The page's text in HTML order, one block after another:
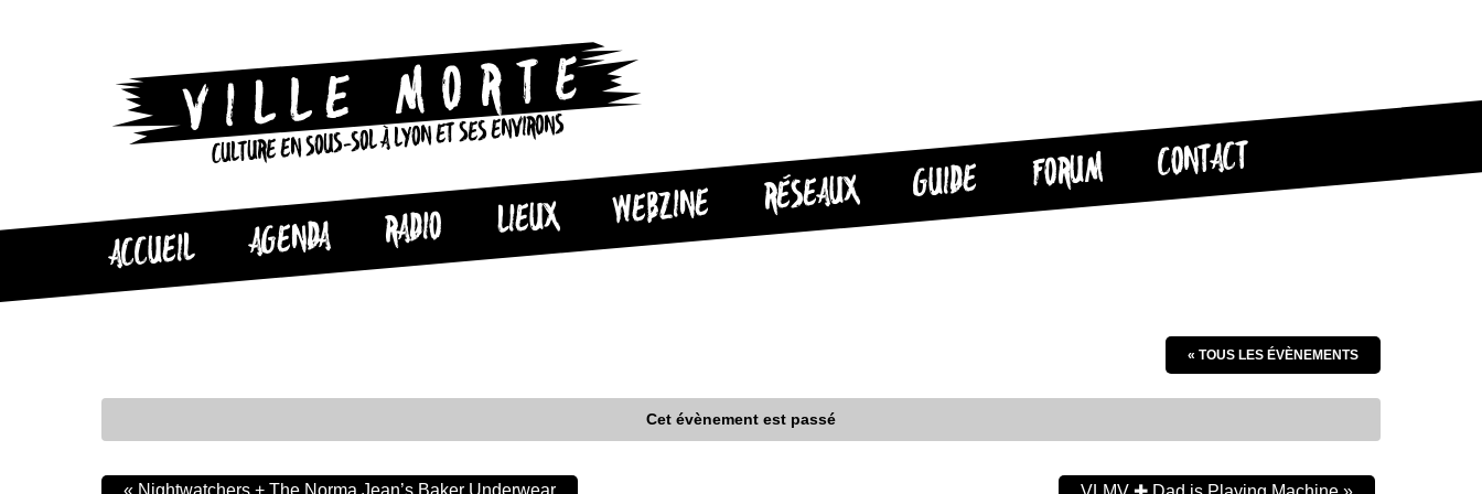
CULTURE EN SOUS-SOL À LYON ET SES ENVIRONS
ACCUEIL AGENDA RADIO LIEUX WEBZINE RÉSEAUX GUIDE FORUM CONTACT
« TOUS LES ÉVÈNEMENTS
Cet évènement est passé
« Nightwatchers + The Norma Jean’s Baker Underwear